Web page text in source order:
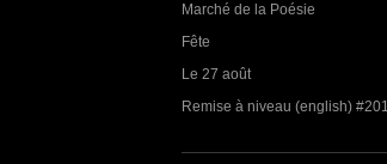
Marché de la Poésie
Fête
Le 27 août
Remise à niveau (english) #201